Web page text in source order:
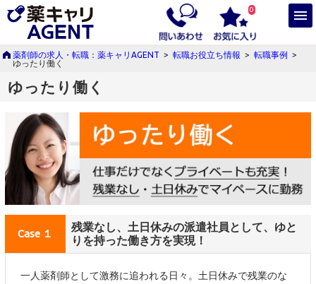
0
薬剤師の求人・転職：薬キャリAGENT > 転職お役立ち情報 > 転職事例 >
ゆったり働く
ゆったり働く
Case １
残業なし、土日休みの派遣社員として、ゆと
りを持った働き方を実現！
一人薬剤師として激務に追われる日々。土日休みで残業のな